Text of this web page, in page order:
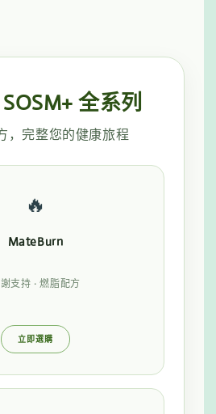
全系列
，完整您的健康旅程
🔥
MateBurn
支持 · 燃脂配方
立即選購